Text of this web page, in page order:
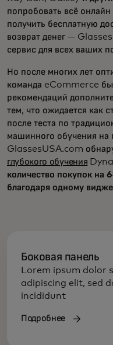
попробовать всё онлайн
получить бесплатную
возврат денег —
сервис для всех ваших
Но после многих лет
команда eCommerce
рекомендаций
тем, что ожидается как
после теста по
машинного обучения на
GlassesUSA.com
глубокого обучения
количество покупок на
благодаря одному
Боковая панель
Lorem ipsum dolor
adipiscing elit, sed
incididunt
Подробнее